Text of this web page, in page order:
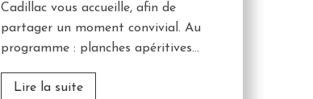
Cadillac vous accueille, afin de
partager un moment convivial. Au
programme : planches apéritives...
Lire la suite